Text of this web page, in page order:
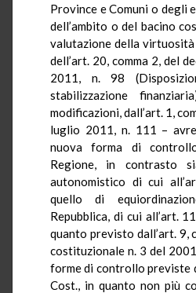
Province e Comuni o degli
dell’ambito o del bacino
valutazione della virtuosità
dell’art. 20, comma 2, del
2011, n. 98
stabilizzazione
modificazioni, dall’art. 1,
luglio 2011, n. 111 –
nuova forma di
Regione, in contrasto
autonomistico di cui
quello di
Repubblica, di cui all’art.
quanto previsto dall’art. 9,
costituzionale n. 3 del
forme di controllo previste
Cost., in quanto non più